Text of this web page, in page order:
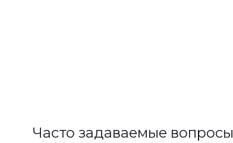
Часто задаваемые вопросы